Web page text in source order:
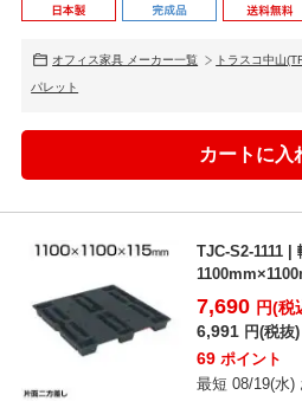
オフィス家具 メーカー一覧 トラスコ中山
パレット
TJC-S2-1111 |
7,690 円(税
6,991 円(税抜)
69 ポイント
最短 08/19(水)